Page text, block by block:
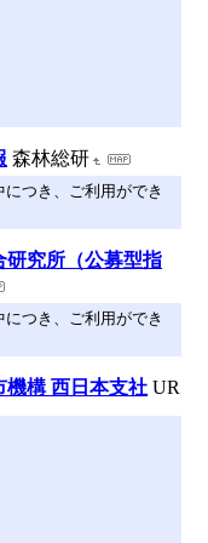
森林総研
つき、ご利用ができ
研究所（公募型指
つき、ご利用ができ
機構 西日本支社 UR